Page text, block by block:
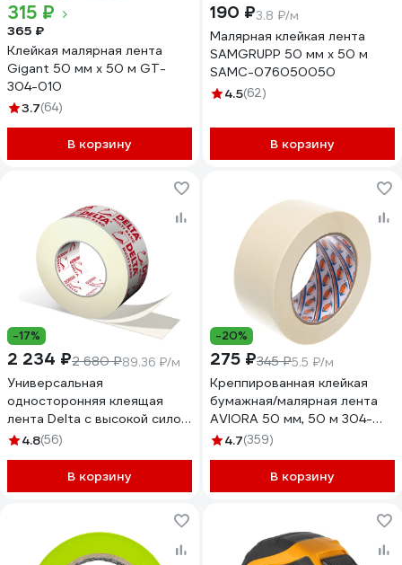
315 ₽
365 ₽
Клейкая малярная лента
Gigant 50 мм х 50 м GT-
304-010
3.7(64)
В корзину
190 ₽3.8 ₽/м
Малярная клейкая лента
SAMGRUPP 50 мм х 50 м
SAMC-076050050
4.5(62)
В корзину
-17%
2 234 ₽2 680 ₽89.36 ₽/м
Универсальная
односторонняя клеящая
лента Delta с высокой силой
сцепления multi band m 60
4.8(56)
В корзину
-20%
275 ₽345 ₽5.5 ₽/м
Креппированная клейкая
бумажная/малярная лента
AVIORA 50 мм, 50 м 304-
0104.7(359)
В корзину